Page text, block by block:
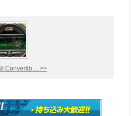
Convertib ... >>